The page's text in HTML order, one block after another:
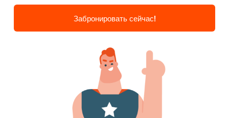
Забронировать сейчас!